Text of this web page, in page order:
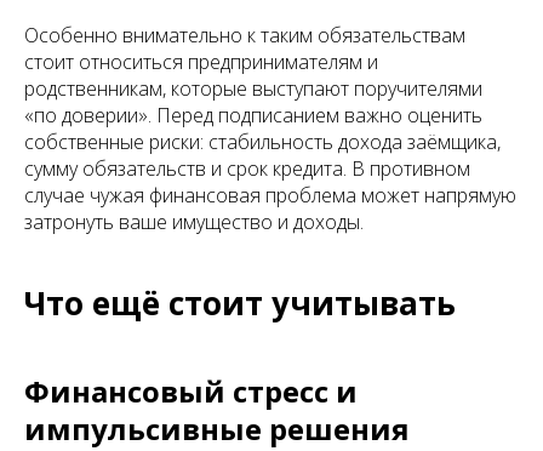
Особенно внимательно к таким обязательствам
стоит относиться предпринимателям и
родственникам, которые выступают поручителями
«по доверии». Перед подписанием важно оценить
собственные риски: стабильность дохода заёмщика,
сумму обязательств и срок кредита. В противном
случае чужая финансовая проблема может напрямую
затронуть ваше имущество и доходы.
Что ещё стоит учитывать
Финансовый стресс и
импульсивные решения